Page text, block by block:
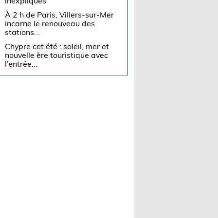
À 2 h de Paris, Villers-sur-Mer
incarne le renouveau des
stations...
Chypre cet été : soleil, mer et
nouvelle ère touristique avec
l’entrée...